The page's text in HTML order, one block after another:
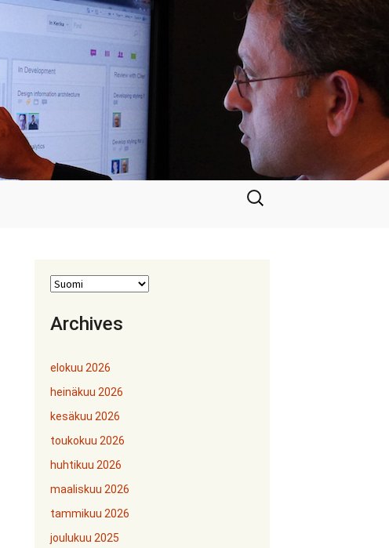
Haku:
Archives
elokuu 2026
heinäkuu 2026
kesäkuu 2026
toukokuu 2026
huhtikuu 2026
maaliskuu 2026
tammikuu 2026
joulukuu 2025